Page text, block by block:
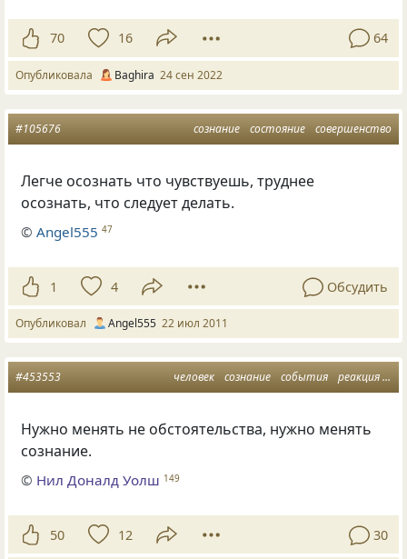
70 16 64
Опубликовала Baghira 24 сен 2022
сознание состояние совершенство
#105676
Легче осознать что чувствуешь, труднее
осознать, что следует делать.
©Аngel555 47
1 4 Обсудить
Опубликовал Аngel555 22 июл 2011
человек сознание события реакция
#453553
Нужно менять не обстоятельства, нужно менять
сознание.
© Нил Доналд Уолш 149
50 12 30